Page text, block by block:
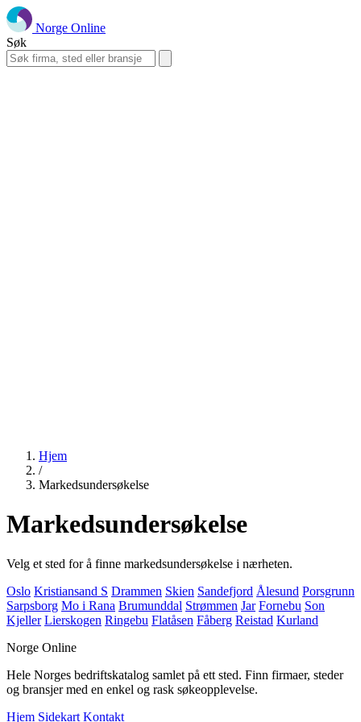
Norge Online
Søk
Hjem
/
Markedsundersøkelse
Markedsundersøkelse
Velg et sted for å finne markedsundersøkelse i nærheten.
Oslo Kristiansand S Drammen Skien Sandefjord Ålesund Porsgrunn
Sarpsborg Mo i Rana Brumunddal Strømmen Jar Fornebu Son
Kjeller Lierskogen Ringebu Flatåsen Fåberg Reistad Kurland
Norge Online
Hele Norges bedriftskatalog samlet på ett sted. Finn firmaer, steder
og bransjer med en enkel og rask søkeopplevelse.
Hjem Sidekart Kontakt